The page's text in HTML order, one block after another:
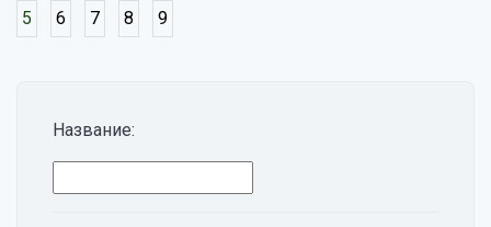
Название:
5 6 7 8 9